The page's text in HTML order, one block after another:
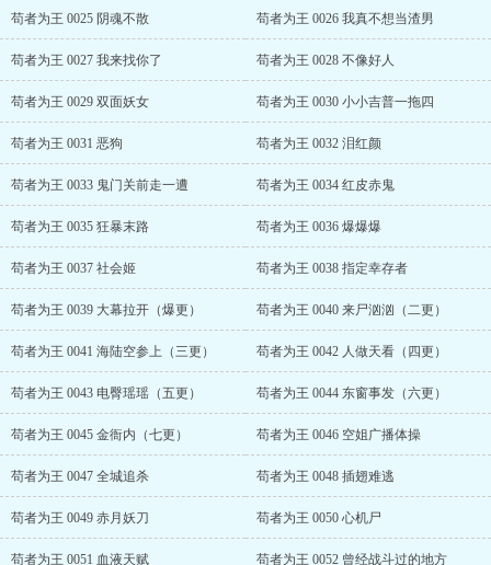
苟者为王 0025 阴魂不散 苟者为王 0026 我真不想当渣男
苟者为王 0027 我来找你了 苟者为王 0028 不像好人
苟者为王 0029 双面妖女 苟者为王 0030 小小吉普一拖四
苟者为王 0031 恶狗 苟者为王 0032 泪红颜
苟者为王 0033 鬼门关前走一遭 苟者为王 0034 红皮赤鬼
苟者为王 0035 狂暴末路 苟者为王 0036 爆爆爆
苟者为王 0037 社会姬 苟者为王 0038 指定幸存者
苟者为王 0039 大幕拉开（爆更） 苟者为王 0040 来尸汹汹（二更）
苟者为王 0041 海陆空参上（三更） 苟者为王 0042 人做天看（四更）
苟者为王 0043 电臀瑶瑶（五更） 苟者为王 0044 东窗事发（六更）
苟者为王 0045 金衙内（七更） 苟者为王 0046 空姐广播体操
苟者为王 0047 全城追杀 苟者为王 0048 插翅难逃
苟者为王 0049 赤月妖刀 苟者为王 0050 心机尸
苟者为王 0051 血液天赋 苟者为王 0052 曾经战斗过的地方